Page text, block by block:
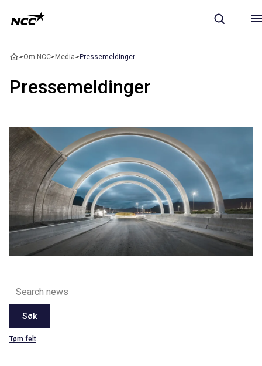
Om NCC Media Pressemeldinger
Pressemeldinger
Søk
Tøm felt